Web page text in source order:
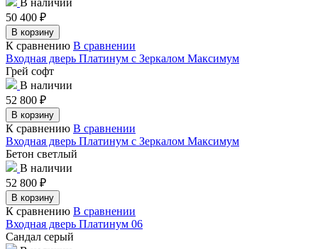
50 400 ₽
В корзину
К сравнению В сравнении
Входная дверь Платинум с Зеркалом Максимум
Грей софт
В наличии
52 800 ₽
В корзину
К сравнению В сравнении
Входная дверь Платинум с Зеркалом Максимум
Бетон светлый
В наличии
52 800 ₽
В корзину
К сравнению В сравнении
Входная дверь Платинум 06
Сандал серый